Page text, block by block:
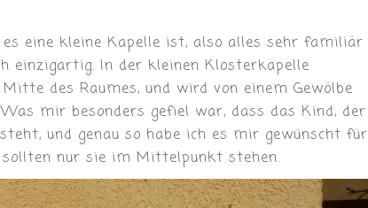
eine kleine Kapelle ist, also alles sehr familiär
einzigartig. In der kleinen Klosterkapelle
des Raumes, und wird von einem Gewölbe
mir besonders gefiel war, dass das Kind, der
und genau so habe ich es mir gewünscht für
sollten nur sie im Mittelpunkt stehen.